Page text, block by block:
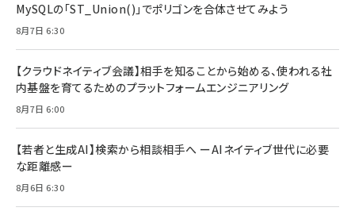
MySQLの「ST_Union()」でポリゴンを合体させてみよう
8月7日 6:30
【クラウドネイティブ会議】相手を知ることから始める、使われる社
内基盤を育てるためのプラットフォームエンジニアリング
8月7日 6:00
【若者と生成AI】検索から相談相手へ ーAIネイティブ世代に必要
な距離感ー
8月6日 6:30